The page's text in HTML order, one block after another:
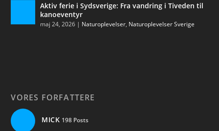
Aktiv ferie i Sydsverige: Fra vandring i Tiveden til
kanoeventyr
maj 24, 2026 | Naturoplevelser, Naturoplevelser Sverige
VORES FORFATTERE
MICK 198 Posts